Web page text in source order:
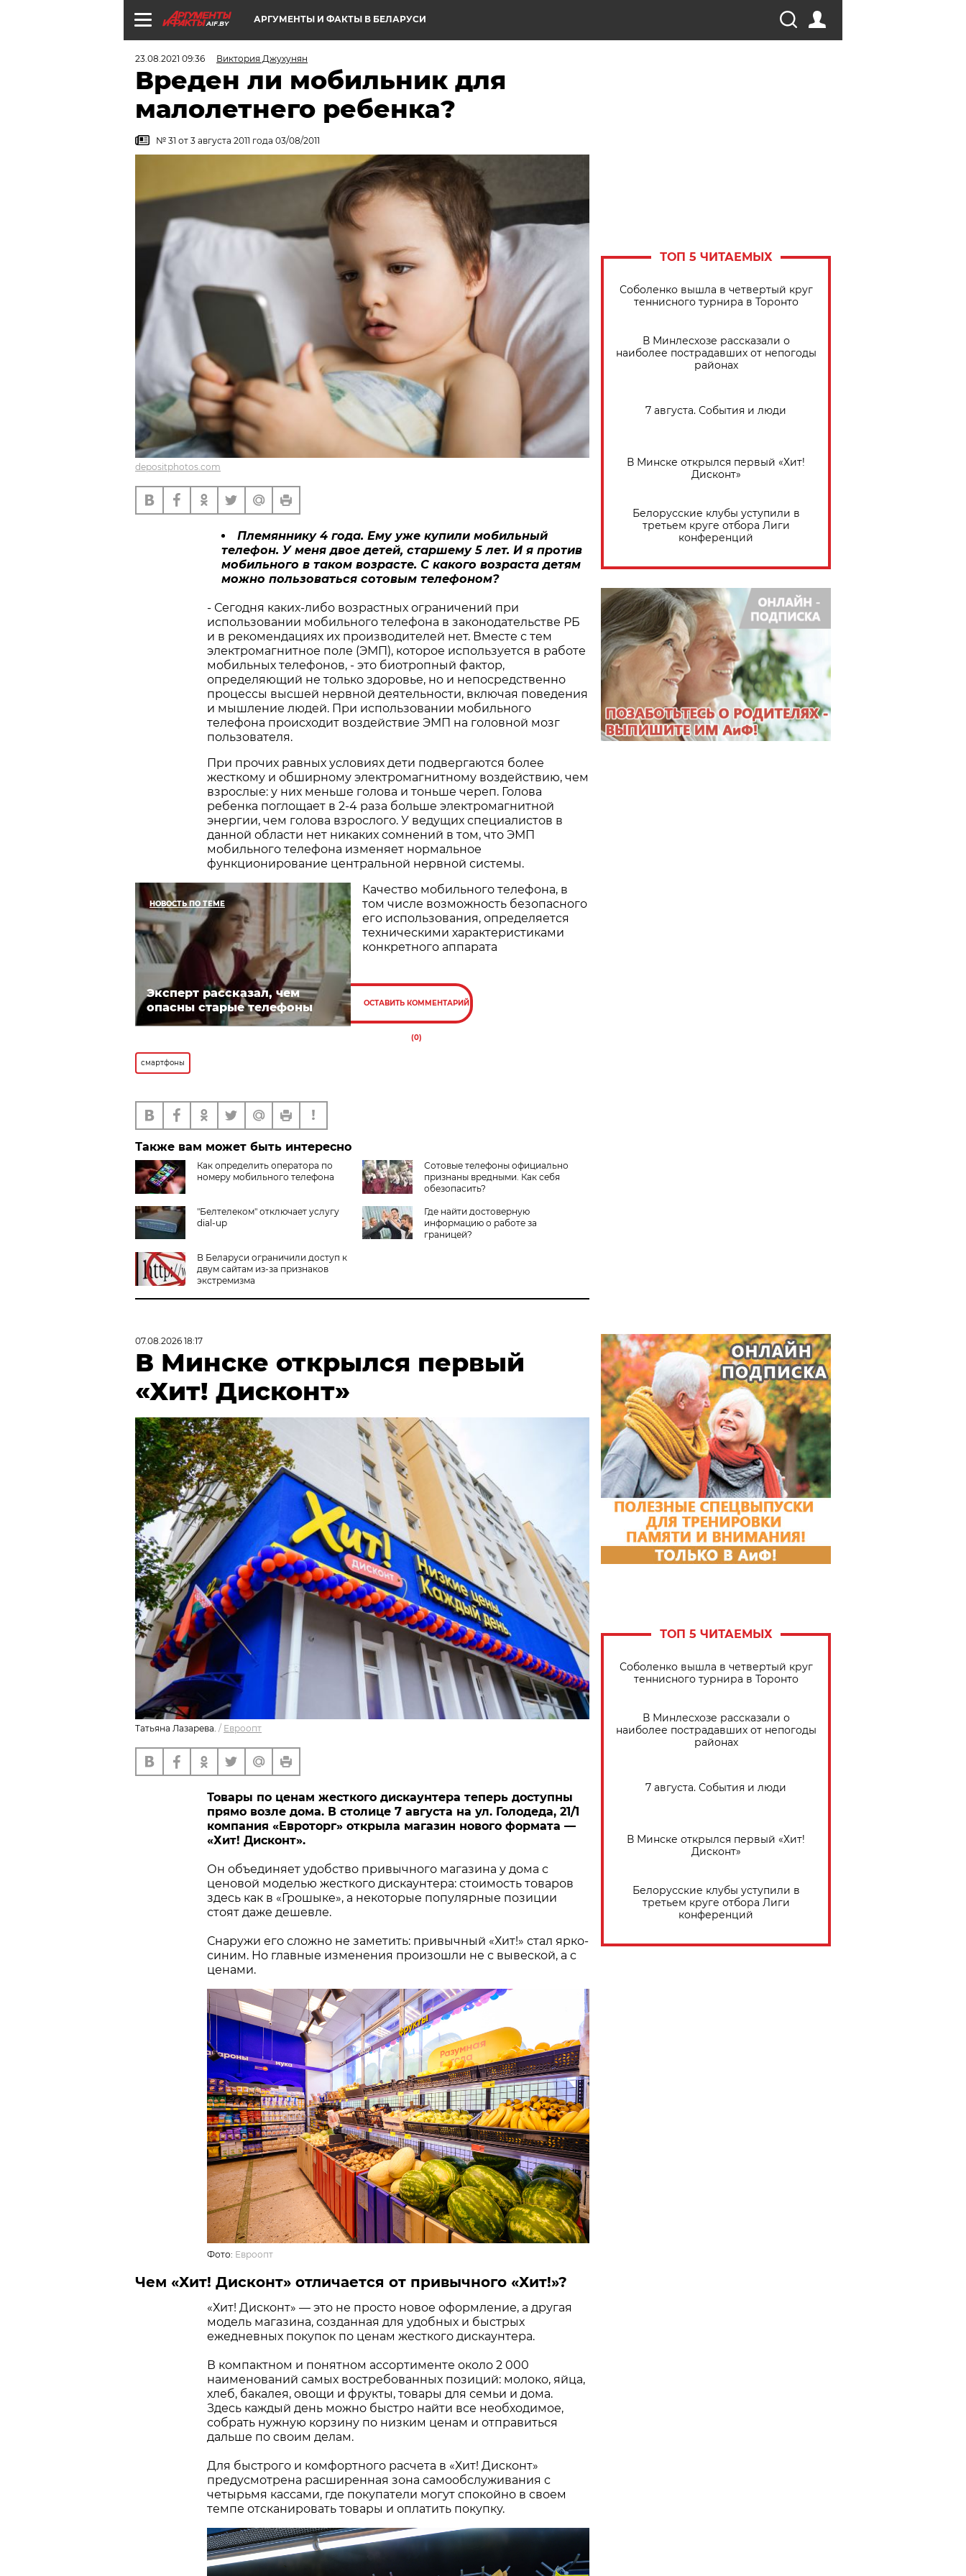
AIF.BY АРГУМЕНТЫ И ФАКТЫ В БЕЛАРУСИ
23.08.2021 09:36 Виктория Джухунян
Вреден ли мобильник для
малолетнего ребенка?
№ 31 от 3 августа 2011 года 03/08/2011
depositphotos.com
Племяннику 4 года. Ему уже купили мобильный
телефон. У меня двое детей, старшему 5 лет. И я против
мобильного в таком возрасте. С какого возраста детям
можно пользоваться сотовым телефоном?
- Сегодня каких-либо возрастных ограничений при
использовании мобильного телефона в законодательстве РБ
и в рекомендациях их производителей нет. Вместе с тем
электромагнитное поле (ЭМП), которое используется в работе
мобильных телефонов, - это биотропный фактор,
определяющий не только здоровье, но и непосредственно
процессы высшей нервной деятельности, включая поведения
и мышление людей. При использовании мобильного
телефона происходит воздействие ЭМП на головной мозг
пользователя.
При прочих равных условиях дети подвергаются более
жесткому и обширному электромагнитному воздействию, чем
взрослые: у них меньше голова и тоньше череп. Голова
ребенка поглощает в 2-4 раза больше электромагнитной
энергии, чем голова взрослого. У ведущих специалистов в
данной области нет никаких сомнений в том, что ЭМП
мобильного телефона изменяет нормальное
функционирование центральной нервной системы.
НОВОСТЬ ПО ТЕМЕ
Эксперт рассказал, чем
опасны старые телефоны
Качество мобильного телефона, в
том числе возможность безопасного
его использования, определяется
техническими характеристиками
конкретного аппарата
ОСТАВИТЬ КОММЕНТАРИЙ
(0)
смартфоны
Также вам может быть интересно
Как определить оператора по
номеру мобильного телефона
Сотовые телефоны официально
признаны вредными. Как себя
обезопасить?
"Белтелеком" отключает услугу
dial-up
Где найти достоверную
информацию о работе за
границей?
В Беларуси ограничили доступ к
двум сайтам из-за признаков
экстремизма
ТОП 5 ЧИТАЕМЫХ
Соболенко вышла в четвертый круг
теннисного турнира в Торонто
В Минлесхозе рассказали о
наиболее пострадавших от непогоды
районах
7 августа. События и люди
В Минске открылся первый «Хит!
Дисконт»
Белорусские клубы уступили в
третьем круге отбора Лиги
конференций
07.08.2026 18:17
В Минске открылся первый
«Хит! Дисконт»
Татьяна Лазарева. / Евроопт
Товары по ценам жесткого дискаунтера теперь доступны
прямо возле дома. В столице 7 августа на ул. Голодеда, 21/1
компания «Евроторг» открыла магазин нового формата —
«Хит! Дисконт».
Он объединяет удобство привычного магазина у дома с
ценовой моделью жесткого дискаунтера: стоимость товаров
здесь как в «Грошыке», а некоторые популярные позиции
стоят даже дешевле.
Снаружи его сложно не заметить: привычный «Хит!» стал ярко-
синим. Но главные изменения произошли не с вывеской, а с
ценами.
Фото: Евроопт
Чем «Хит! Дисконт» отличается от привычного «Хит!»?
«Хит! Дисконт» — это не просто новое оформление, а другая
модель магазина, созданная для удобных и быстрых
ежедневных покупок по ценам жесткого дискаунтера.
В компактном и понятном ассортименте около 2 000
наименований самых востребованных позиций: молоко, яйца,
хлеб, бакалея, овощи и фрукты, товары для семьи и дома.
Здесь каждый день можно быстро найти все необходимое,
собрать нужную корзину по низким ценам и отправиться
дальше по своим делам.
Для быстрого и комфортного расчета в «Хит! Дисконт»
предусмотрена расширенная зона самообслуживания с
четырьмя кассами, где покупатели могут спокойно в своем
темпе отсканировать товары и оплатить покупку.
ТОП 5 ЧИТАЕМЫХ
Соболенко вышла в четвертый круг
теннисного турнира в Торонто
В Минлесхозе рассказали о
наиболее пострадавших от непогоды
районах
7 августа. События и люди
В Минске открылся первый «Хит!
Дисконт»
Белорусские клубы уступили в
третьем круге отбора Лиги
конференций